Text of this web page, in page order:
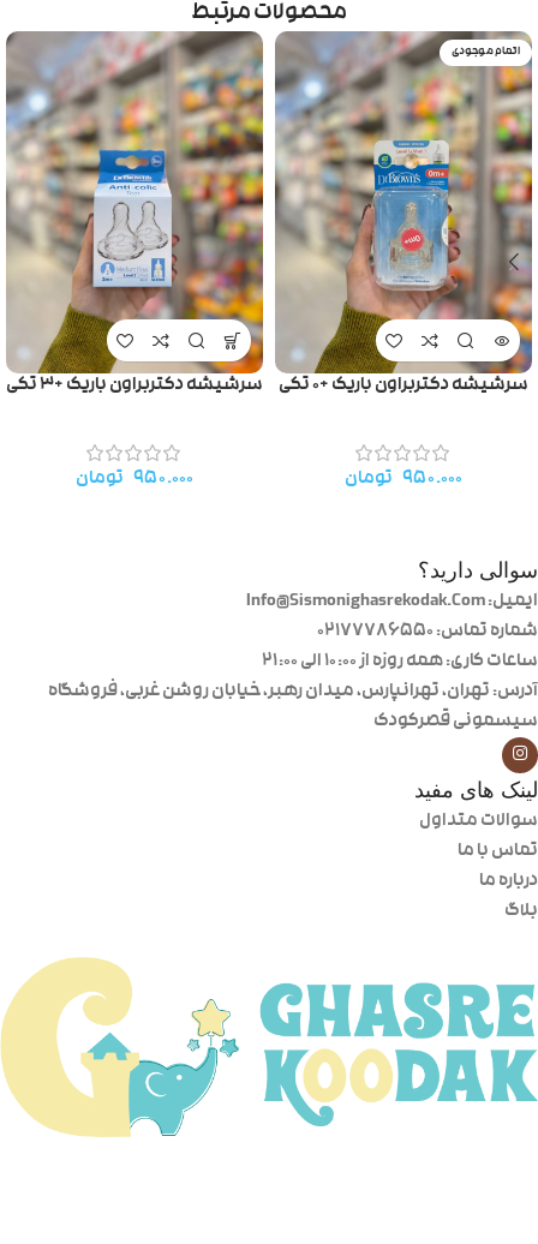
محصولات مرتبط
اتمام موجودی
سرشیشه دکتربراون باریک +۰ تکی
۹۵۰.۰۰۰ تومان
سرشیشه دکتربراون باریک +۳ تکی
۹۵۰.۰۰۰ تومان
سوالی دارید؟
ایمیل: Info@Sismonighasrekodak.Com
شماره تماس: 02177786550
ساعات کاری: همه روزه از ۱۰:۰۰ الی ۲۱:۰۰
آدرس: تهران، تهرانپارس، میدان رهبر، خیابان روشن غربی، فروشگاه
سیسمونی قصرکودک
لینک های مفید
سوالات متداول
تماس با ما
درباره ما
بلاگ